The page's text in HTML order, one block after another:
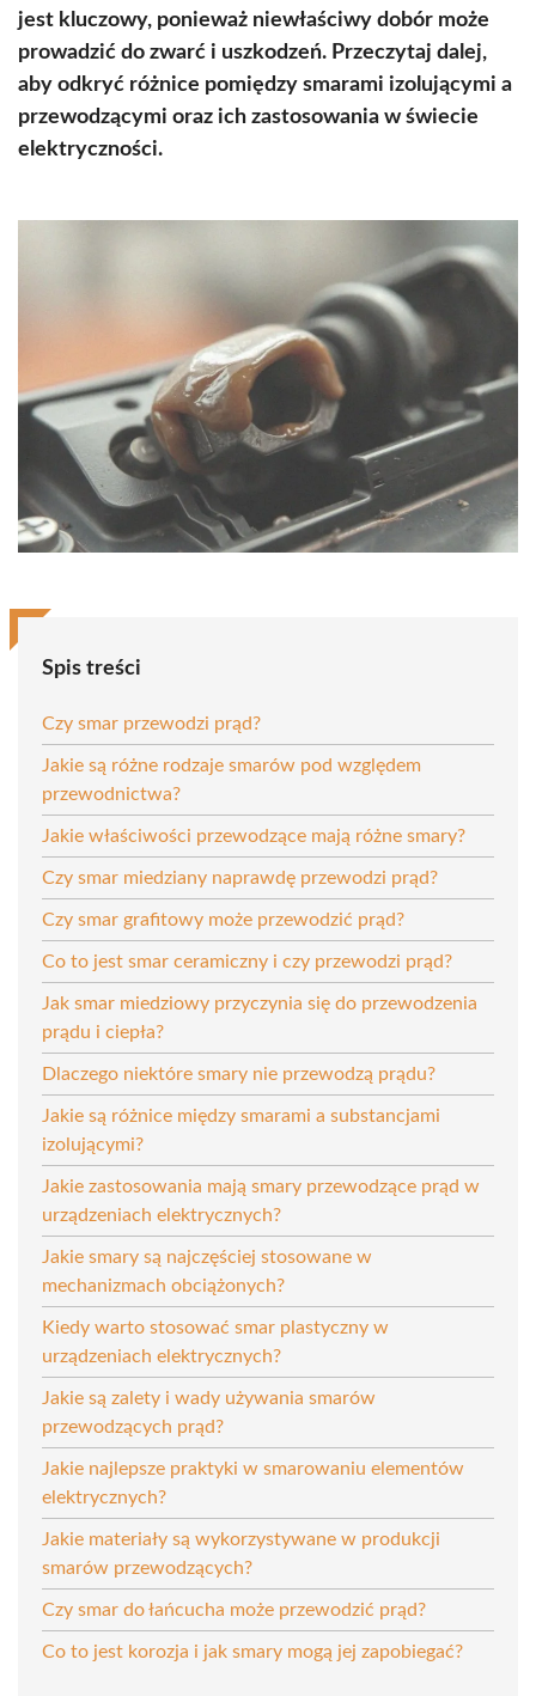
jest kluczowy, ponieważ niewłaściwy dobór może
prowadzić do zwarć i uszkodzeń. Przeczytaj dalej,
aby odkryć różnice pomiędzy smarami izolującymi a
przewodzącymi oraz ich zastosowania w świecie
elektryczności.
Spis treści
Czy smar przewodzi prąd?
Jakie są różne rodzaje smarów pod względem
przewodnictwa?
Jakie właściwości przewodzące mają różne smary?
Czy smar miedziany naprawdę przewodzi prąd?
Czy smar grafitowy może przewodzić prąd?
Co to jest smar ceramiczny i czy przewodzi prąd?
Jak smar miedziowy przyczynia się do przewodzenia
prądu i ciepła?
Dlaczego niektóre smary nie przewodzą prądu?
Jakie są różnice między smarami a substancjami
izolującymi?
Jakie zastosowania mają smary przewodzące prąd w
urządzeniach elektrycznych?
Jakie smary są najczęściej stosowane w
mechanizmach obciążonych?
Kiedy warto stosować smar plastyczny w
urządzeniach elektrycznych?
Jakie są zalety i wady używania smarów
przewodzących prąd?
Jakie najlepsze praktyki w smarowaniu elementów
elektrycznych?
Jakie materiały są wykorzystywane w produkcji
smarów przewodzących?
Czy smar do łańcucha może przewodzić prąd?
Co to jest korozja i jak smary mogą jej zapobiegać?